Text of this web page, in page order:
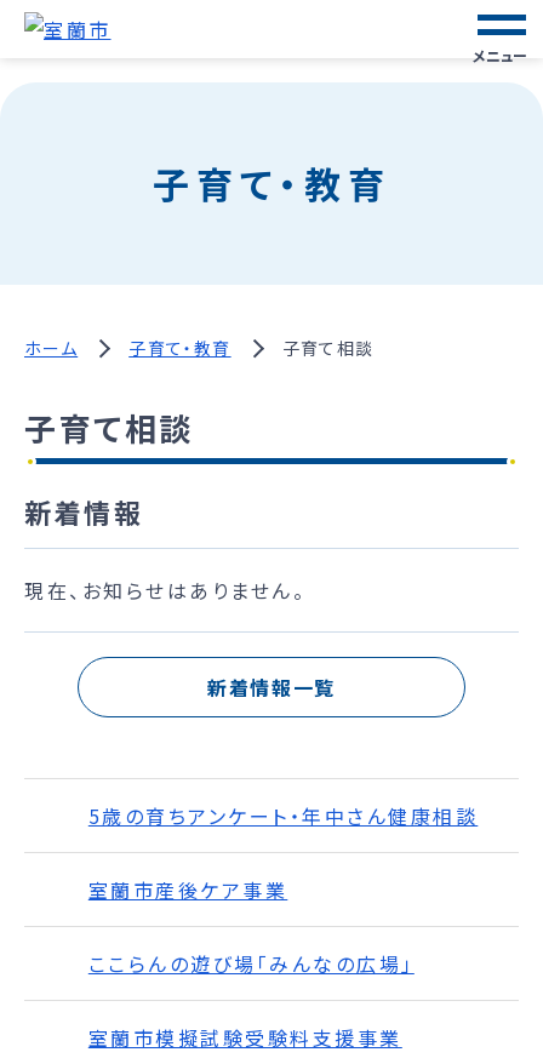
メニュー
子育て・教育
ホーム 子育て・教育 子育て相談
子育て相談
新着情報
現在、お知らせはありません。
新着情報一覧
5歳の育ちアンケート・年中さん健康相談
室蘭市産後ケア事業
ここらんの遊び場「みんなの広場」
室蘭市模擬試験受験料支援事業